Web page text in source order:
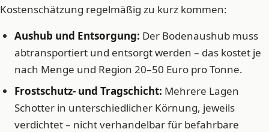
Kostenschätzung regelmäßig zu kurz kommen:
Aushub und Entsorgung: Der Bodenaushub muss
abtransportiert und entsorgt werden – das kostet je
nach Menge und Region 20–50 Euro pro Tonne.
Frostschutz- und Tragschicht: Mehrere Lagen
Schotter in unterschiedlicher Körnung, jeweils
verdichtet – nicht verhandelbar für befahrbare